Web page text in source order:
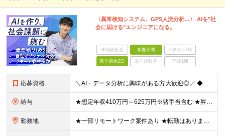
〈異常検知システム、GPS人流分析…〉 AIを"社
会に届ける"エンジニアになる。
未経験歓迎 学歴不問 ベテランOK
完全週休2日 賞与複数月 面接1回
応募資格 ＼AI・データ分析に興味がある方大歓迎◎／ ◆学歴不問 ◆Python、SQLの実務経験をお持ちの方 ┗データ抽出・加工、Web開発、分析業務等のご経験がある方 ＊「次への成長意欲」が何よりの武器に
給与 ★想定年収410万円～625万円※諸手当含む ★昇給年1回(25％アップの実績あり/当社では5％以上の昇給が7割ほどです) ★経験・能力を考慮の上で、加給・優遇します 月給30万円～50万円 ※経
勤務地 ★一部リモートワーク案件あり ★転勤はありません ★U・Iターン歓迎 東京・神奈川のプロジェクト拠点 または横浜オフィスでの勤務です。 ＜プロジェクト拠点について＞ ■東京23区内が7割 ■神奈川